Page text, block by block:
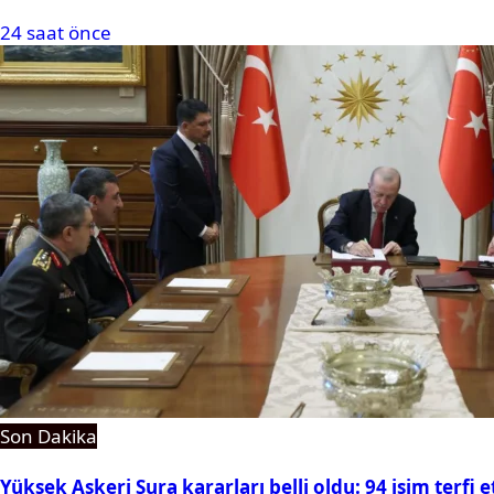
24 saat önce
Son Dakika
Yüksek Askeri Şura kararları belli oldu: 94 isim terfi